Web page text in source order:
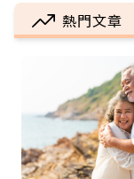
熱門文章